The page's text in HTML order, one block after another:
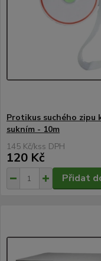
Protikus suchého zipu
sukním - 10m
145 Kč/ks
120 Kč
Přidat